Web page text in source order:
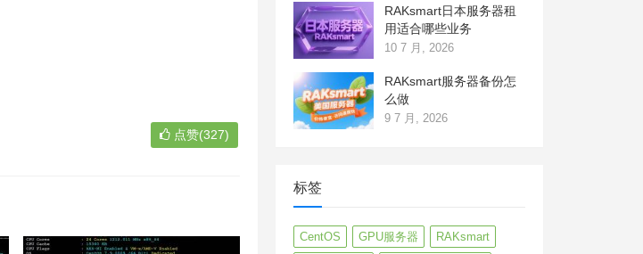
点赞(327)
RAKsmart日本服务器租
用适合哪些业务
10 7 月, 2026
RAKsmart服务器备份怎
么做
9 7 月, 2026
标签
CentOS GPU服务器
RAKsmart